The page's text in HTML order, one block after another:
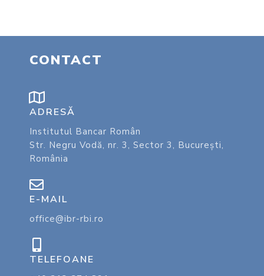
CONTACT
ADRESĂ
Institutul Bancar Român
Str. Negru Vodă, nr. 3, Sector 3, București,
România
E-MAIL
office@ibr-rbi.ro
TELEFOANE